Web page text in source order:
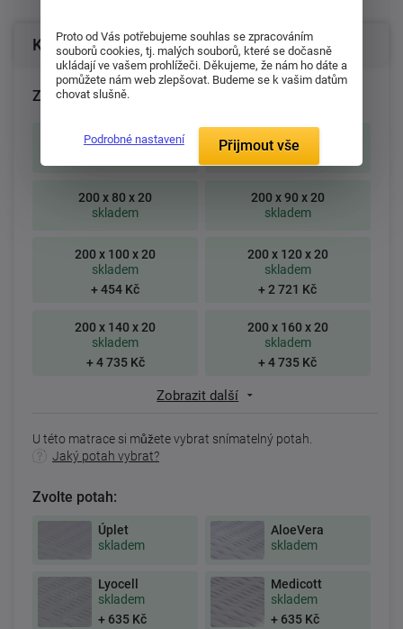
Konfigurace produktu
Zvolte rozměr matrace (cm):
195 x 80 x 20
195 x 85 x 20
skladem
200 x 80 x 20
skladem
200 x 90 x 20
skladem
200 x 100 x 20
skladem
+ 454 Kč
200 x 120 x 20
skladem
+ 2 721 Kč
200 x 140 x 20
skladem
+ 4 735 Kč
200 x 160 x 20
skladem
+ 4 735 Kč
Zobrazit další
U této matrace si můžete vybrat snímatelný potah.
Jaký potah vybrat?
Zvolte potah:
Úplet
skladem
AloeVera
skladem
Lyocell
skladem
+ 635 Kč
Medicott
skladem
+ 635 Kč
Proto od Vás potřebujeme souhlas se zpracováním
souborů cookies, tj. malých souborů, které se dočasně
ukládají ve vašem prohlížeči. Děkujeme, že nám ho dáte a
pomůžete nám web zlepšovat. Budeme se k vašim datům
chovat slušně.
Podrobné nastavení Přijmout vše